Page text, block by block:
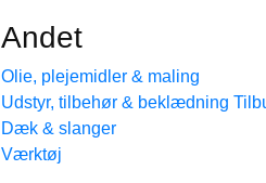
Andet
Olie, plejemidler & maling
Udstyr, tilbehør & beklædning
Dæk & slanger
Værktøj